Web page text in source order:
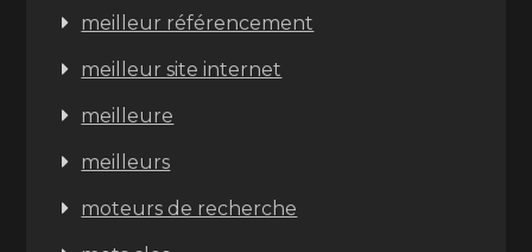
meilleur référencement
meilleur site internet
meilleure
meilleurs
moteurs de recherche